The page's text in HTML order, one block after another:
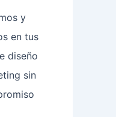
y
en tus
diseño
sin